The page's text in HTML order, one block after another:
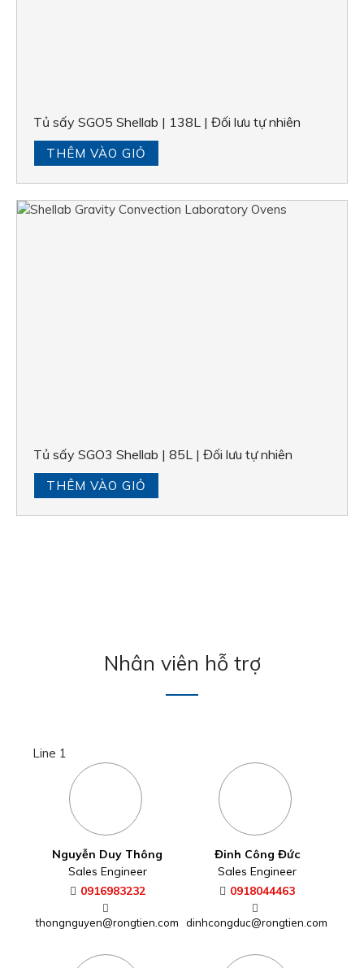
Tủ sấy SGO5 Shellab | 138L | Đối lưu tự nhiên
THÊM VÀO GIỎ
Tủ sấy SGO3 Shellab | 85L | Đối lưu tự nhiên
THÊM VÀO GIỎ
Nhân viên hỗ trợ
Line 1
Nguyễn Duy Thông
Sales Engineer
0916983232
thongnguyen@rongtien.com
Đinh Công Đức
Sales Engineer
0918044463
dinhcongduc@rongtien.com